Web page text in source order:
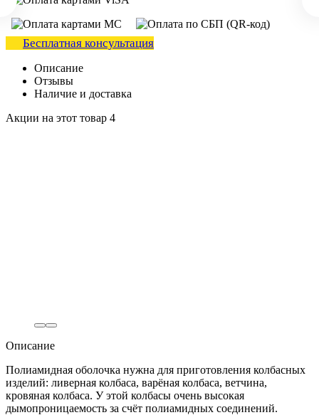
Бесплатная консультация
Описание
Отзывы
Наличие и доставка
Акции на этот товар 4
Описание
Полиамидная оболочка нужна для приготовления колбасных
изделий: ливерная колбаса, варёная колбаса, ветчина,
кровяная колбаса. У этой колбасы очень высокая
дымопроницаемость за счёт полиамидных соединений.